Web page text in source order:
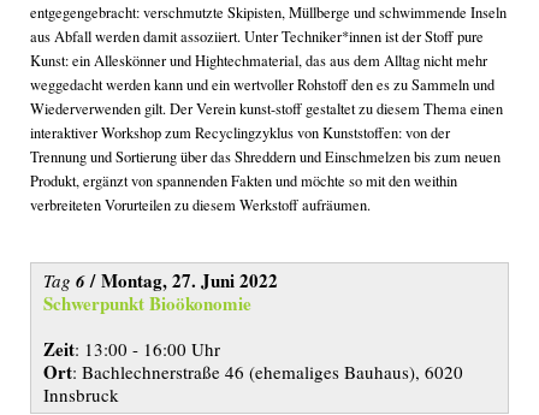
entgegengebracht: verschmutzte Skipisten, Müllberge und schwimmende Inseln
aus Abfall werden damit assoziiert. Unter Techniker*innen ist der Stoff pure
Kunst: ein Alleskönner und Hightechmaterial, das aus dem Alltag nicht mehr
weggedacht werden kann und ein wertvoller Rohstoff den es zu Sammeln und
Wiederverwenden gilt. Der Verein kunst-stoff gestaltet zu diesem Thema einen
interaktiver Workshop zum Recyclingzyklus von Kunststoffen: von der
Trennung und Sortierung über das Shreddern und Einschmelzen bis zum neuen
Produkt, ergänzt von spannenden Fakten und möchte so mit den weithin
verbreiteten Vorurteilen zu diesem Werkstoff aufräumen.
Tag 6/ Montag, 27. Juni 2022
Schwerpunkt Bioökonomie
Zeit: 13:00 - 16:00 Uhr
Ort: Bachlechnerstraße 46 (ehemaliges Bauhaus), 6020
Innsbruck